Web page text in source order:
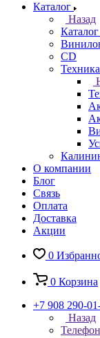
Каталог
Назад
Каталог
CD
Техника
О компании
Блог
Связь
Оплата
Доставка
Акции
0
0 Корзина
+7 908 290-
Назад